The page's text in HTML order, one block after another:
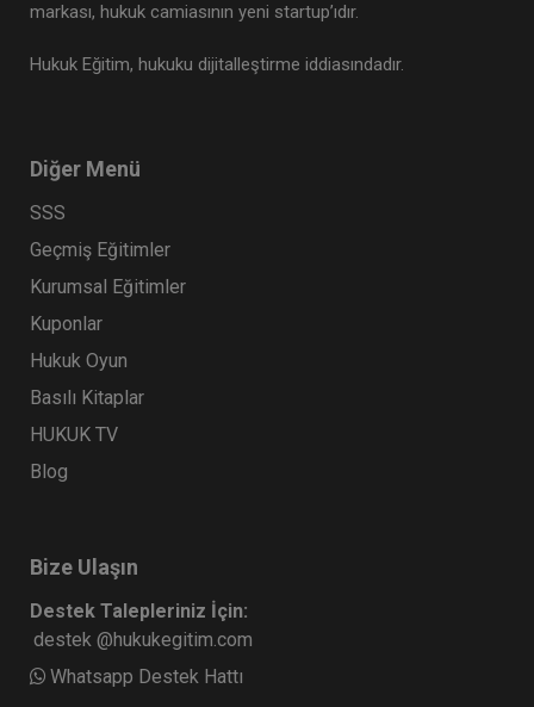
markası, hukuk camiasının yeni startup’ıdır.
Hukuk Eğitim, hukuku dijitalleştirme iddiasındadır.
Diğer Menü
SSS
Geçmiş Eğitimler
Kurumsal Eğitimler
Kuponlar
Hukuk Oyun
Basılı Kitaplar
HUKUK TV
Blog
Bize Ulaşın
Destek Talepleriniz İçin:
destek @hukukegitim.com
Whatsapp Destek Hattı